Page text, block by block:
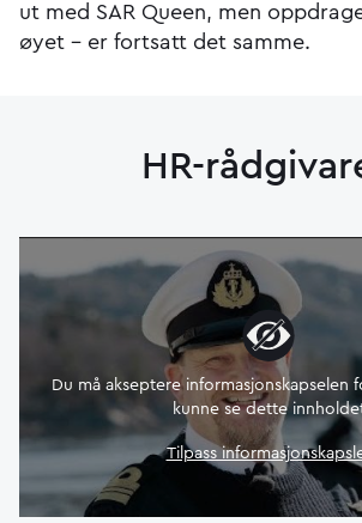
ut med SAR Queen, men
øyet – er fortsatt det samme.
HR-
Du må akseptere informasjonskapselen
kunne se dette
Tilpass